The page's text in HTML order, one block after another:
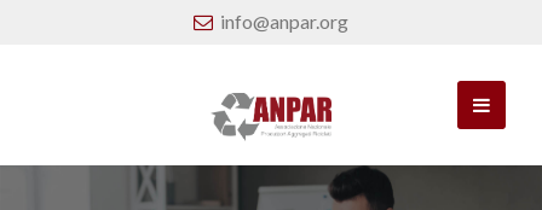
info@anpar.org